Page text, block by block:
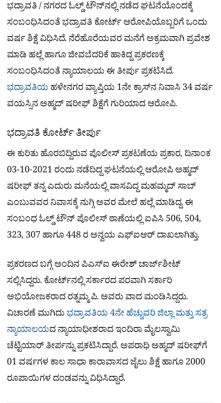
p
o
k
a
m
a
r
ಭದ್ರಾವತಿ / ನಗರದ ಓಲ್ಡ್​ ಟೌನ್​ನಲ್ಲಿ ನಡೆದ ಘಟನೆಯೊಂದಕ್ಕೆ
ಸಂಬಂಧಿಸಿದಂತೆ ಭದ್ರಾವತಿ ಕೋರ್ಟ್ ಆರೋಪಿಯೊಬ್ಬರಿಗೆ ಒಂದು
ವರ್ಷ ಶಿಕ್ಷೆ ವಿಧಿಸಿದೆ. ನೆರೆಹೊರೆಯವರ ಮನೆಗೆ ಅಕ್ರಮವಾಗಿ ಪ್ರವೇಶ
ಮಾಡಿ ಹಲ್ಲೆ ಹಾಗೂ ಜೀವಬೆದರಿಕೆ ಹಾಕಿದ್ದ ಪ್ರಕರಣಕ್ಕೆ
ಸಂಬಂಧಿಸಿದಂತೆ ನ್ಯಾಯಾಲಯ ಈ ತೀರ್ಪು ಪ್ರಕಟಿಸಿದೆ.
ಭದ್ರಾವತಿಯ ಹಳೇನಗರ ವ್ಯಾಪ್ತಿಯ 1ನೇ ಕ್ರಾಸ್‌ನ ನಿವಾಸಿ 34 ವರ್ಷ
ವಯಸ್ಸಿನ ಅಹ್ಮದ್ ಷರೀಫ್ ಶಿಕ್ಷೆಗೆ ಗುರಿಯಾದ ಆರೋಪಿ.
ಭದ್ರಾವತಿ ಕೋರ್ಟ್ ತೀರ್ಪು
ಈ ಕುರಿತು ಹೊರಬಿದ್ದಿರುವ ಪೊಲೀಸ್ ಪ್ರಕಟಣೆಯ ಪ್ರಕಾರ, ದಿನಾಂಕ
03-10-2021 ರಂದು ನಡೆದಿದ್ದ ಘಟನೆಯಲ್ಲಿ ಆರೋಪಿ ಅಹ್ಮದ್
ಷರೀಫ್ ತನ್ನ ಎದುರು ಮನೆಯಲ್ಲಿ ವಾಸವಿದ್ದ ಮಹಮ್ಮದ್‌ ಸಾಬ್‌
ಎಂಬುವವರ ನಿವಾಸಕ್ಕೆ ನುಗ್ಗಿ ಅವರ ಮೇಲೆ ಹಲ್ಲೆ ಮಾಡಿದ್ದ. ಈ
ಸಂಬಂಧ ಓಲ್ಡ್ ಟೌನ್ ಪೊಲೀಸ್ ಠಾಣೆಯಲ್ಲಿ ಐಪಿಸಿ 506, 504,
323, 307 ಹಾಗೂ 448 ರ ಅನ್ವಯ ಎಫ್ಐಆರ್ ದಾಖಲಾಗಿತ್ತು.
ಪ್ರಕರಣದ ಬಗ್ಗೆ ಅಂದಿನ ಪಿಎಸ್ಐ ಈರೇಶ್‌ ಚಾರ್ಜ್​ಶೀಟ್
ಸಲ್ಲಿಸಿದ್ದರು. ಕೋರ್ಟ್​ನಲ್ಲಿ ಸರ್ಕಾರದ ಪರವಾಗಿ ಸರ್ಕಾರಿ
ಅಭಿಯೋಜಕರಾದ ರತ್ನಮ್ಮ ಪಿ. ಅವರು ವಾದ ಮಂಡಿಸಿದ್ದರು.
ವಿಚಾರಣೆ ಮುಗಿದುಭದ್ರಾವತಿಯ 4ನೇ ಹೆಚ್ಚುವರಿ ಜಿಲ್ಲಾ ಮತ್ತು ಸತ್ರ
ನ್ಯಾಯಾಲಯದ ನ್ಯಾಯಾಧೀಶರಾದ ಇಂದಿರಾ ಮೈಲಸ್ವಾಮಿ
ಚೆಟ್ಟಿಯಾರ್ ತೀರ್ಪನ್ನು ಪ್ರಕಟಿಸಿದ್ದಾರೆ. ಅಪರಾಧಿ ಅಹ್ಮದ್ ಷರೀಫ್‌ಗೆ
01 ವರ್ಷಗಳ ಕಾಲ ಸಾಧಾ ಕಾರಾವಾಸದ ಜೈಲು ಶಿಕ್ಷೆ ಹಾಗೂ 2000
ರೂಪಾಯಿಗಳ ದಂಡವನ್ನು ವಿಧಿಸಿದ್ದಾರೆ.